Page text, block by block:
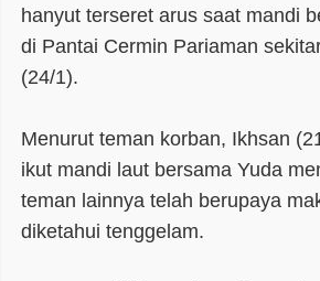
hanyut terseret arus saat mandi
di Pantai Cermin Pariaman
(24/1).
Menurut teman korban, Ikhsan
ikut mandi laut bersama Yuda
teman lainnya telah berupaya
diketahui tenggelam.